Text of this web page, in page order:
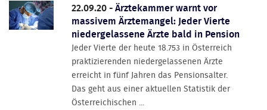
22.09.20 -Ärztekammer warnt vor
massivem Ärztemangel: Jeder Vierte
niedergelassene Ärzte bald in Pension
Jeder Vierte der heute 18.753 in Österreich
praktizierenden niedergelassenen Ärzte
erreicht in fünf Jahren das Pensionsalter.
Das geht aus einer aktuellen Statistik der
Österreichischen ...